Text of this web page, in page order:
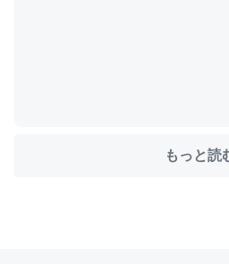
─たまにLINEするくらいだった遠方の
コミュニケーションが劇的に変化した
とかSpotifyを支払う孝行もでき
もっと読